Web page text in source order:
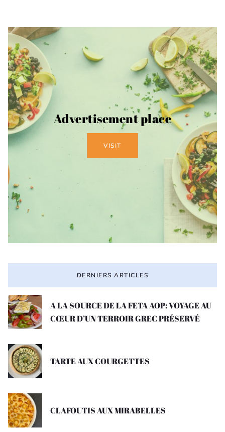
Advertisement place
VISIT
DERNIERS ARTICLES
A LA SOURCE DE LA FETA AOP: VOYAGE AU
CŒUR D’UN TERROIR GREC PRÉSERVÉ
TARTE AUX COURGETTES
CLAFOUTIS AUX MIRABELLES